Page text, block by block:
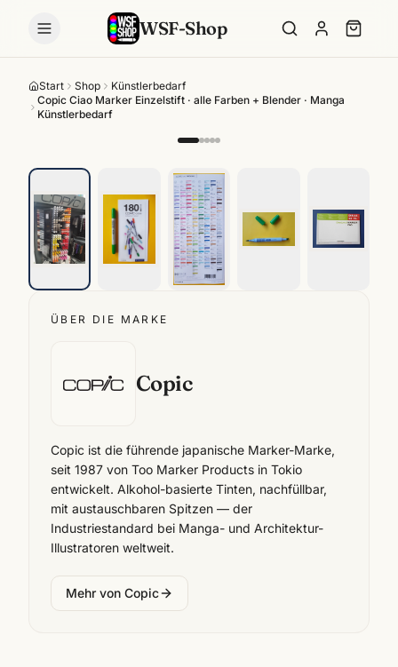
WSF-Shop
Start Shop
Künstlerbedarf
Copic Ciao Marker Einzelstift · alle Farben + Blender · Manga
Künstlerbedarf
ÜBER DIE MARKE
Copic
Copic ist die führende japanische Marker-Marke,
seit 1987 von Too Marker Products in Tokio
entwickelt. Alkohol-basierte Tinten, nachfüllbar,
mit austauschbaren Spitzen — der
Industriestandard bei Manga- und Architektur-
Illustratoren weltweit.
Mehr von Copic